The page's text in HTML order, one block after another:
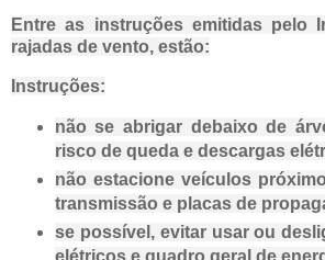
Entre as instruções emitidas pelo
rajadas de vento, estão:
Instruções:
não se abrigar debaixo de
risco de queda e descargas
não estacione veículos
transmissão e placas de
se possível, evitar usar ou
elétricos e quadro geral de